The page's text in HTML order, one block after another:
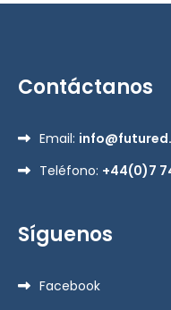
Contáctanos
Email:
Teléfono: +44(0)7
Síguenos
Facebook